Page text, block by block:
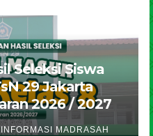
Seleksi Siswa
29 Jakarta
2026 / 2027
MADRASAH